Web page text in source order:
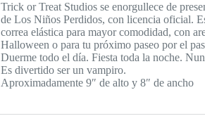
Trick or Treat Studios se enorgullece de
de Los Niños Perdidos, con licencia oficial.
correa elástica para mayor comodidad, con
Halloween o para tu próximo paseo por el
Duerme todo el día. Fiesta toda la noche.
Es divertido ser un vampiro.
Aproximadamente 9″ de alto y 8″ de ancho